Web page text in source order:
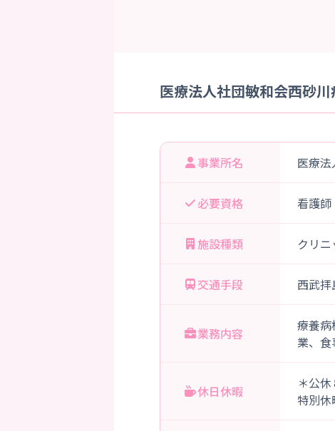
医療法人社団敏和会西砂
事業所名 医療
必要資格 看護師
施設種類 クリ
交通手段 西武
業務内容
療養病
業、
休日休暇
＊公
特別休